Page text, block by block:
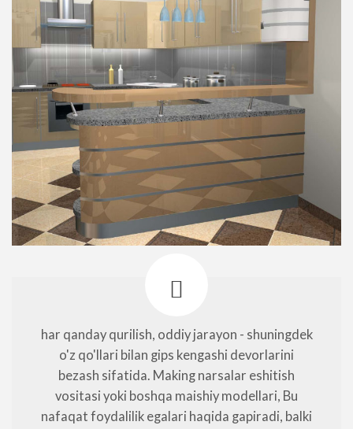
har qanday qurilish, oddiy jarayon - shuningdek
o'z qo'llari bilan gips kengashi devorlarini
bezash sifatida. Making narsalar eshitish
vositasi yoki boshqa maishiy modellari, Bu
nafaqat foydalilik egalari haqida gapiradi, balki